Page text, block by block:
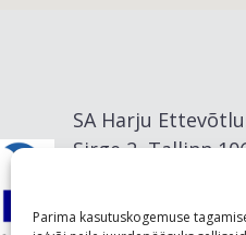
Parima kasutuskogemuse
SA Harju
Sirge 2, Tallinn